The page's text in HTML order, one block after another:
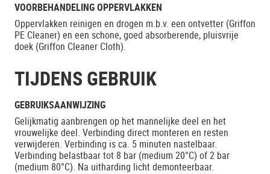
VOORBEHANDELING OPPERVLAKKEN
Oppervlakken reinigen en drogen m.b.v. een ontvetter (Griffon
PE Cleaner) en een schone, goed absorberende, pluisvrije
doek (Griffon Cleaner Cloth).
TIJDENS GEBRUIK
GEBRUIKSAANWIJZING
Gelijkmatig aanbrengen op het mannelijke deel en het
vrouwelijke deel. Verbinding direct monteren en resten
verwijderen. Verbinding is ca. 5 minuten nastelbaar.
Verbinding belastbaar tot 8 bar (medium 20°C) of 2 bar
(medium 80°C). Na uitharding licht demonteerbaar.